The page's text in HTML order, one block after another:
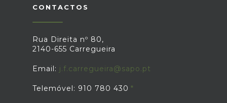
CONTACTOS
Rua Direita nº 80,
2140-655 Carregueira
Email: j.f.carregueira@sapo.pt
Telemóvel: 910 780 430